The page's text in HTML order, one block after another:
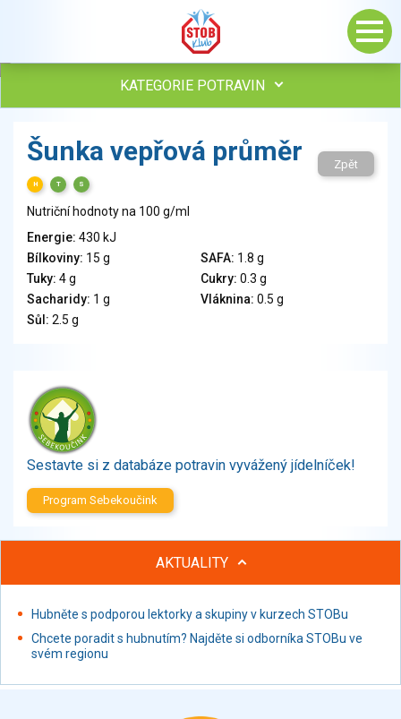
KATEGORIE POTRAVIN
Vejce
Mléko
Veganské a vegetariánské výrobky
Tuky
Obiloviny, mouka, cereální výrobky
Chléb, pečivo, křehké chleby, pufované výrobky
Ořechy, semena
Zelenina
Brambory, luštěniny, houby
Sladkosti, slané výrobky
Ochucovadla, přísady, sladidla
Proteinové výrobky, doplňky stravy
Nápoje alkoholické
Restaurace, jídelny, hotová jídla
Fastfood
Studená kuchyně, lahůdkářské výrobky
Šunka vepřová průměr
H T S
Zpět
Nutriční hodnoty na 100 g/ml
Energie: 430 kJ
Bílkoviny: 15 g SAFA: 1.8 g
Tuky: 4 g Cukry: 0.3 g
Sacharidy: 1 g Vláknina: 0.5 g
Sůl: 2.5 g
Sestavte si z databáze potravin vyvážený jídelníček!
Program Sebekoučink
AKTUALITY
Hubněte s podporou lektorky a skupiny v kurzech STOBu
Chcete poradit s hubnutím? Najděte si odborníka STOBu ve
svém regionu